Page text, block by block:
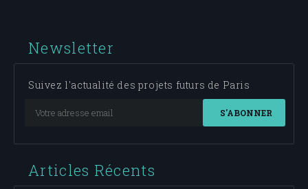
Newsletter
Suivez l'actualité des projets futurs de Paris
S'ABONNER
Articles Récents